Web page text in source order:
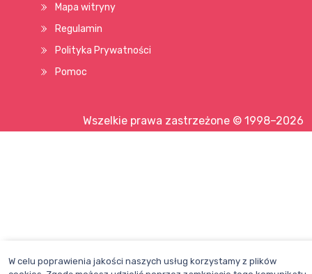
Mapa witryny
Regulamin
Polityka Prywatności
Pomoc
Wszelkie prawa zastrzeżone © 1998–2026
W celu poprawienia jakości naszych usług korzystamy z plików